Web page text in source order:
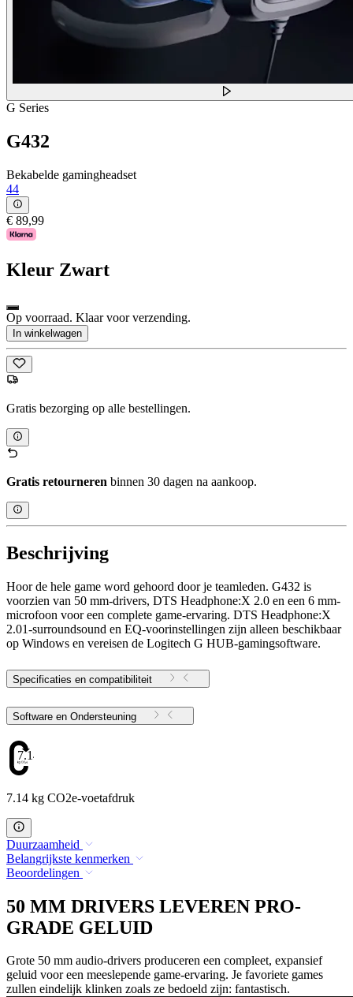
G Series
G432
Bekabelde gamingheadset
44
€ 89,99
Kleur Zwart
Op voorraad. Klaar voor verzending.
In winkelwagen
Gratis bezorging op alle bestellingen.
Gratis retourneren binnen 30 dagen na aankoop.
Beschrijving
Hoor de hele game word gehoord door je teamleden. G432 is
voorzien van 50 mm-drivers, ​​DTS Headphone:X 2.0 en een 6 mm-
microfoon voor een complete game-ervaring. DTS Headphone:X
2.01-surroundsound en EQ-voorinstellingen zijn alleen beschikbaar
op Windows en vereisen de Logitech G HUB-gamingsoftware.
Specificaties en compatibiliteit
Software en Ondersteuning
7.14
7.14 kg CO2e-voetafdruk
Duurzaamheid
Belangrijkste kenmerken
Beoordelingen
50 MM DRIVERS LEVEREN PRO-
GRADE GELUID
Grote 50 mm audio-drivers produceren een compleet, expansief
geluid voor een meeslepende game-ervaring. Je favoriete games
zullen eindelijk klinken zoals ze bedoeld zijn: fantastisch.